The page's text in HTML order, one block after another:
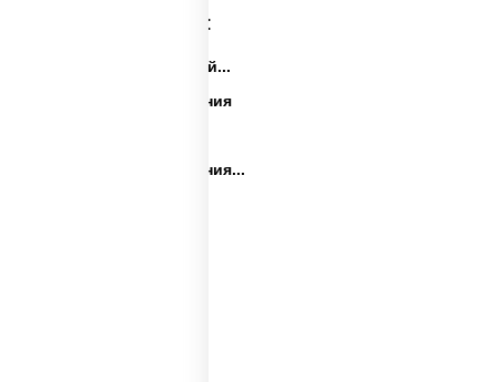
Категории товара:
Закуски на праздничный...
Закуски на день рождения
Закуски на день рождения...